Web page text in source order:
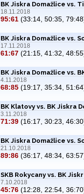
BK Jiskra Domažlice vs.
18.11.2018
95:61 (33:14, 50:35,
BK Jiskra Domažlice vs.
17.11.2018
61:67 (21:15, 41:32,
BK Jiskra Domažlice vs.
4.11.2018
68:85 (19:17, 35:34,
BK Klatovy vs. BK Jiskra
3.11.2018
71:39 (16:17, 30:23,
BK Jiskra Domažlice vs.
21.10.2018
89:86 (36:17, 48:34,
SKB Rokycany vs. BK
7.10.2018
45:76 (12:28, 22:54,